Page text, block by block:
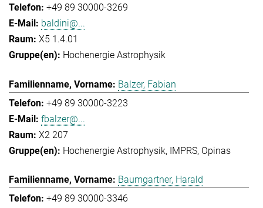
+49 89 30000-3269
baldini@...
X5 1.4.01
Hochenergie Astrophysik
Balzer, Fabian
+49 89 30000-3223
fbalzer@...
X2 207
Hochenergie Astrophysik IMPRS Opinas
Baumgartner, Harald
+49 89 30000-3346